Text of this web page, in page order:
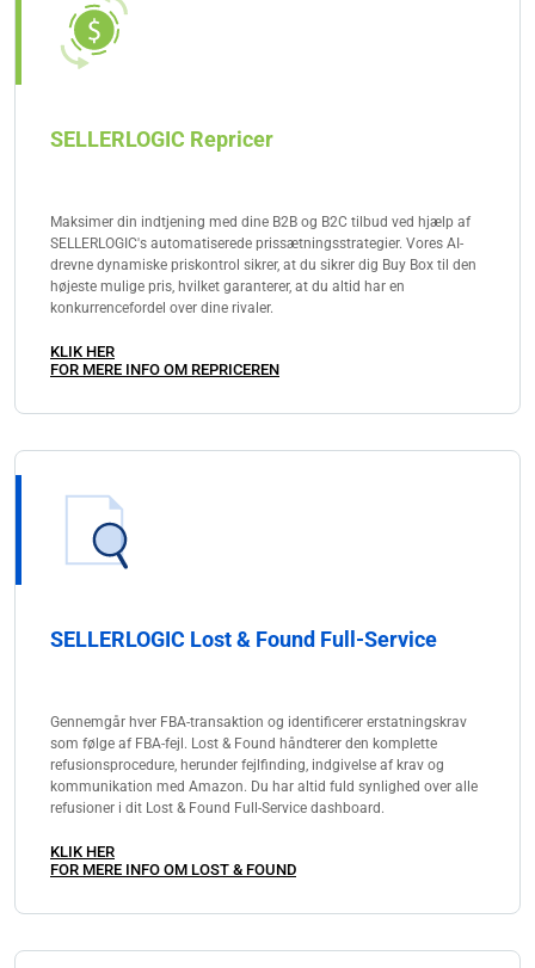
SELLERLOGIC Repricer
Maksimer din indtjening med dine B2B og B2C tilbud ved hjælp af
SELLERLOGIC's automatiserede prissætningsstrategier. Vores AI-
drevne dynamiske priskontrol sikrer, at du sikrer dig Buy Box til den
højeste mulige pris, hvilket garanterer, at du altid har en
konkurrencefordel over dine rivaler.
KLIK HER
FOR MERE INFO OM REPRICEREN
SELLERLOGIC Lost & Found Full-Service
Gennemgår hver FBA-transaktion og identificerer erstatningskrav
som følge af FBA-fejl. Lost & Found håndterer den komplette
refusionsprocedure, herunder fejlfinding, indgivelse af krav og
kommunikation med Amazon. Du har altid fuld synlighed over alle
refusioner i dit Lost & Found Full-Service dashboard.
KLIK HER
FOR MERE INFO OM LOST & FOUND